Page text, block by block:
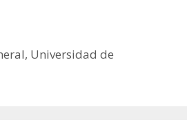
, Universidad de